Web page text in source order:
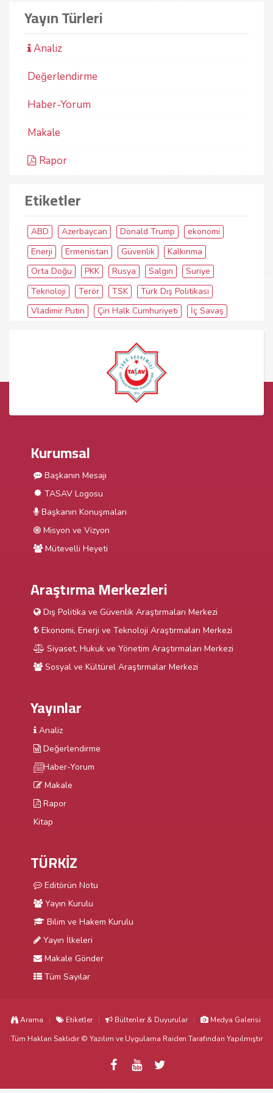
Yayın Türleri
Analiz
Değerlendirme
Haber-Yorum
Makale
Rapor
Etiketler
ABD Azerbaycan Donald Trump
ekonomi
Enerji
Ermenistan Güvenlik
Kalkınma
Orta Doğu
PKK Rusya Salgın
Suriye
Teknoloji
Terör TSK
Türk Dış Politikası
Vladimir Putin
Çin Halk Cumhuriyeti İç Savaş
Kurumsal
Başkanın Mesajı
TASAV Logosu
Başkanın Konuşmaları
Misyon ve Vizyon
Mütevelli Heyeti
Araştırma Merkezleri
Dış Politika ve Güvenlik Araştırmaları Merkezi
Ekonomi, Enerji ve Teknoloji Araştırmaları Merkezi
Siyaset, Hukuk ve Yönetim Araştırmaları Merkezi
Sosyal ve Kültürel Araştırmalar Merkezi
Yayınlar
Analiz
Değerlendirme
Haber-Yorum
Makale
Rapor
Kitap
TÜRKİZ
Editörün Notu
Yayın Kurulu
Bilim ve Hakem Kurulu
Yayın İlkeleri
Makale Gönder
Tüm Sayılar
Arama Etiketler Bültenler & Duyurular
Medya Galerisi
Tüm Hakları Saklıdır © Yazılım ve Uygulama Raiden Tarafından Yapılmıştır